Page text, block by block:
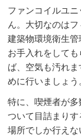
ファンコイルユ
ん。大切なのは
建築物環境衛生
お手入れをして
ば、空気も汚れ
めに行いましょう
特に、喫煙者が
ついて目詰まり
場所でしか行え